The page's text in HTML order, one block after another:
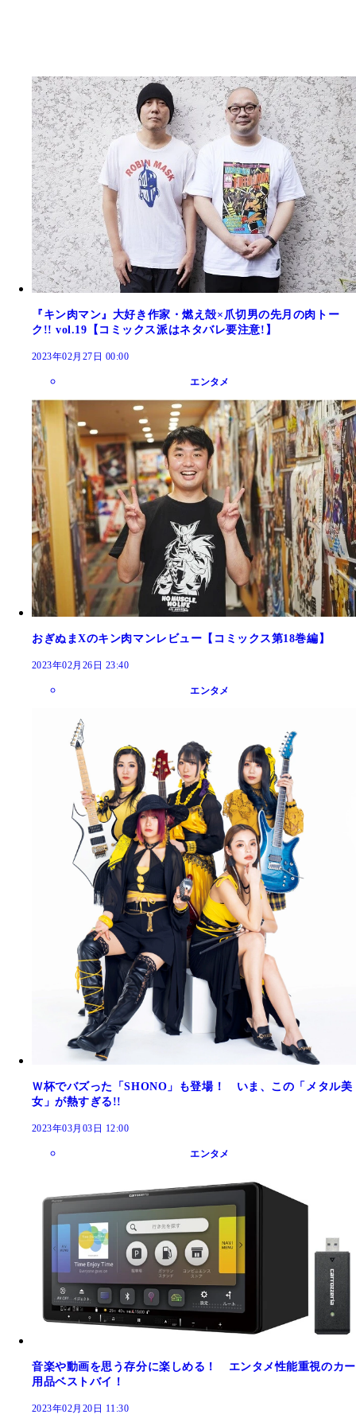
『キン肉マン』大好き作家・燃え殻×爪切男の先月の肉トー
ク!! vol.19【コミックス派はネタバレ要注意!】
2023年02月27日 00:00
エンタメ
おぎぬまXのキン肉マンレビュー【コミックス第18巻編】
2023年02月26日 23:40
エンタメ
Ｗ杯でバズった「SHONO」も登場！ いま、この「メタル美
女」が熱すぎる!!
2023年03月03日 12:00
エンタメ
音楽や動画を思う存分に楽しめる！ エンタメ性能重視のカー
用品ベストバイ！
2023年02月20日 11:30